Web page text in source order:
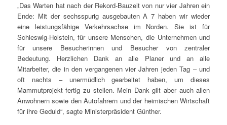
„Das Warten hat nach der Rekord-Bauzeit von nur vier Jahren ein
Ende: Mit der sechsspurig ausgebauten A 7 haben wir wieder
eine leistungsfähige Verkehrsachse im Norden. Sie ist für
Schleswig-Holstein, für unsere Menschen, die Unternehmen und
für unsere Besucherinnen und Besucher von zentraler
Bedeutung. Herzlichen Dank an alle Planer und an alle
Mitarbeiter, die in den vergangenen vier Jahren jeden Tag – und
oft nachts – unermüdlich gearbeitet haben, um dieses
Mammutprojekt fertig zu stellen. Mein Dank gilt aber auch allen
Anwohnern sowie den Autofahrern und der heimischen Wirtschaft
für ihre Geduld“, sagte Ministerpräsident Günther.